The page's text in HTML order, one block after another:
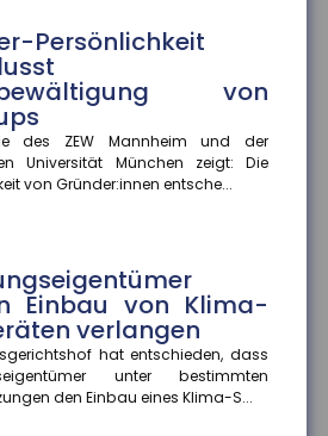
Persönlichkeit
von
des ZEW Mannheim und der
Universität München zeigt: Die
von Gründer:innen entsche...
Einbau von Klima-
verlangen
hat entschieden, dass
unter bestimmten
den Einbau eines Klima-S...
nach der Ahrtalflut:
fordern mehr
bei Prävention und
der verheerenden Flutkatastrophe im
der Gesamtverband der Deutschen
davor...
im Ruhestand
Studie zeigt, dass höhere
die Erwerbstätigkeit im Ruhestand
Ein zusätzlic...
So schützen Sie sich